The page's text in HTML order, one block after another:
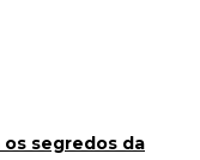
segredos da